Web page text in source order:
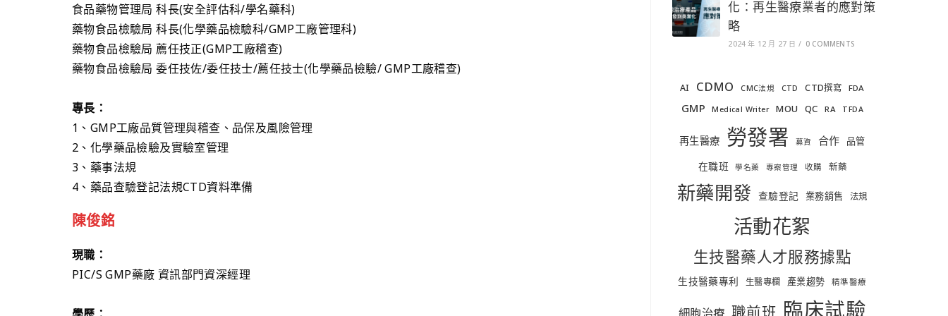
食品藥物管理局 科長(安全評估科/學名藥科)
藥物食品檢驗局 科長(化學藥品檢驗科/GMP工廠管理科)
藥物食品檢驗局 薦任技正(GMP工廠稽查)
藥物食品檢驗局 委任技佐/委任技士/薦任技士(化學藥品檢驗/ GMP工廠稽查)
專長：
1、GMP工廠品質管理與稽查、品保及風險管理
2、化學藥品檢驗及實驗室管理
3、藥事法規
4、藥品查驗登記法規CTD資料準備
陳俊銘
現職：
PIC/S GMP藥廠 資訊部門資深經理
化：再生醫療業者的應對策
略
2024 年 12 月 27 日 / 0 COMMENTS
AI CDMO CMC法規 CTD CTD撰寫 FDA
GMP Medical Writer MOU QC RA TFDA
再生醫療 勞發署 募資 合作 品管
在職班 學名藥 專案管理 收購 新藥
新藥開發 查驗登記 業務銷售 法規
活動花絮
生技醫藥人才服務據點
生技醫藥專利 生醫專欄 產業趨勢 精準醫療
細胞治療 職前班 臨床試驗